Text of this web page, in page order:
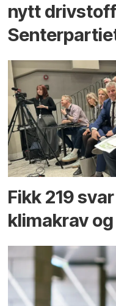
nytt
Fikk 219
klimakrav